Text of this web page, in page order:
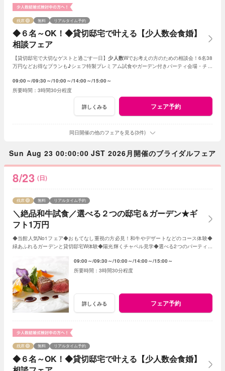
◆６名～OK！◆貸切邸宅で叶える【少人数会食婚】
相談フェア
残席 無料 リアルタイム予約
【貸切邸宅で大切なゲストと過ごす一日】少人数Wでお考えの方のための相談会！6名38
万円などお得なプランも♪シェフ特製プレミアム試食やガーデン付きパーティ会場・チャ
09:00～ 09:30～ 10:00～ 14:00～ 15:00～
3時間30分程度
詳しくみる フェア予約
同日開催の他のフェアを見る(3件)
Sun Aug 23 00:00:00 JST 2026月開催のブライダルフェア
8/23 (日)
＼絶品和牛試食／選べる２つの邸宅＆ガーデン★ギ
フト1万円
残席 無料 リアルタイム予約
◆当館人気No1フェア◆おもてなし重視の方必見！和牛やデザートなどのコース体験◆
緑あふれるガーデンと貸切邸宅W体験◆陽光輝くチャペル見学◆選べる2つのパーティ会
09:00～ 09:30～ 10:00～ 14:00～ 15:00～
3時間30分程度
詳しくみる フェア予約
◆６名～OK！◆貸切邸宅で叶える【少人数会食婚】
残席 無料 リアルタイム予約